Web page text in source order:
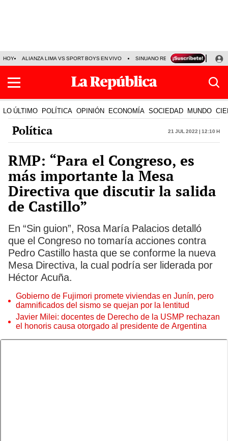
HOY ALIANZA LIMA VS SPORT BOYS EN VIVO SINUANO RESULTADOS HOY
LO ÚLTIMO POLÍTICA OPINIÓN ECONOMÍA SOCIEDAD MUNDO
Política 21 Jul 2022 | 12:10 h
RMP: “Para el Congreso, es
más importante la Mesa
Directiva que discutir la salida
de Castillo”
En “Sin guion”, Rosa María Palacios detalló
que el Congreso no tomaría acciones contra
Pedro Castillo hasta que se conforme la nueva
Mesa Directiva, la cual podría ser liderada por
Héctor Acuña.
Gobierno de Fujimori promete viviendas en Junín, pero
damnificados del sismo se quejan por la lentitud
Javier Milei: docentes de Derecho de la USMP rechazan
el honoris causa otorgado al presidente de Argentina